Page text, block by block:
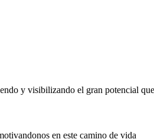
y visibilizando el gran potencial
en este camino de vida